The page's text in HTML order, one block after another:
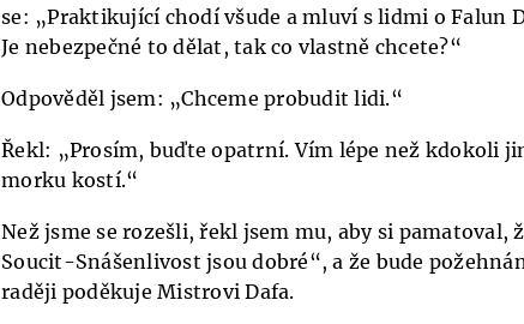
se: „Praktikující chodí všude a mluví s lidmi o Falun
Je nebezpečné to dělat, tak co vlastně chcete?“
Odpověděl jsem: „Chceme probudit lidi.“
Řekl: „Prosím, buďte opatrní. Vím lépe než kdokoli
morku kostí.“
Než jsme se rozešli, řekl jsem mu, aby si pamatoval,
Soucit-Snášenlivost jsou dobré“, a že bude
raději poděkuje Mistrovi Dafa.